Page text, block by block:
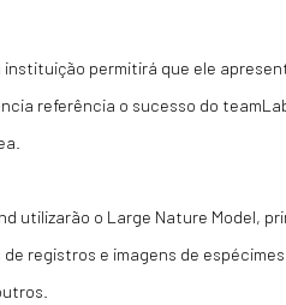
permitirá que ele
referência o sucesso do
utilizarão o Large Nature Model,
registros e imagens de